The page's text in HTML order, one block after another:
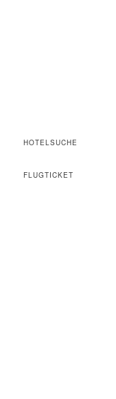
HOTELSUCHE
FLUGTICKET